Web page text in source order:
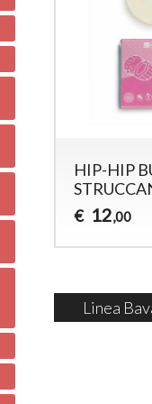
HIP-HIP
€ 12,00
Linea